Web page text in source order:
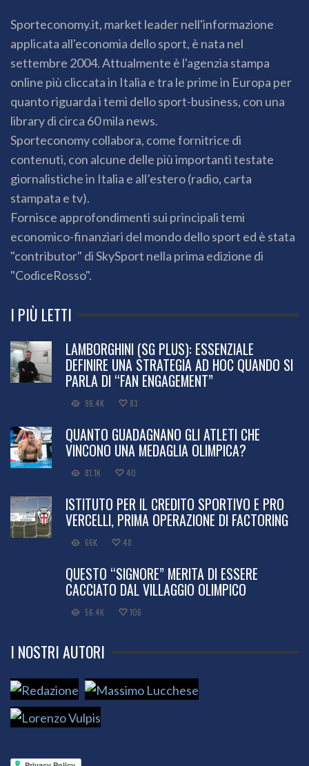
Sporteconomy.it, market leader nell'informazione
applicata all'economia dello sport, è nata nel
settembre 2004. Attualmente è l'agenzia stampa
online più cliccata in Italia e tra le prime in Europa per
quanto riguarda i temi dello sport-business, con una
library di circa 60 mila news.
Sporteconomy collabora, come fornitrice di
contenuti, con alcune delle più importanti testate
giornalistiche in Italia e all’estero (radio, carta
stampata e tv).
Fornisce approfondimenti sui principali temi
economico-finanziari del mondo dello sport ed è stata
"contributor" di SkySport nella prima edizione di
"CodiceRosso".
I PIÙ LETTI
LAMBORGHINI (SG PLUS): ESSENZIALE
DEFINIRE UNA STRATEGIA AD HOC QUANDO SI
PARLA DI “FAN ENGAGEMENT”
98.4K 83
QUANTO GUADAGNANO GLI ATLETI CHE
VINCONO UNA MEDAGLIA OLIMPICA?
81.1K 40
ISTITUTO PER IL CREDITO SPORTIVO E PRO
VERCELLI, PRIMA OPERAZIONE DI FACTORING
66K 48
QUESTO “SIGNORE” MERITA DI ESSERE
CACCIATO DAL VILLAGGIO OLIMPICO
56.4K 106
I NOSTRI AUTORI